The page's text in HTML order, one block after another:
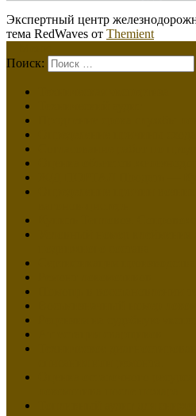
Экспертный центр
тема RedWaves от Themient
Поиск: